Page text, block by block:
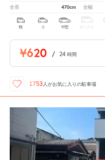
全長 470cm 全幅
軽 コ 中型 ボックス
¥620 / 24 時間
1753 人がお気に入りの駐車場